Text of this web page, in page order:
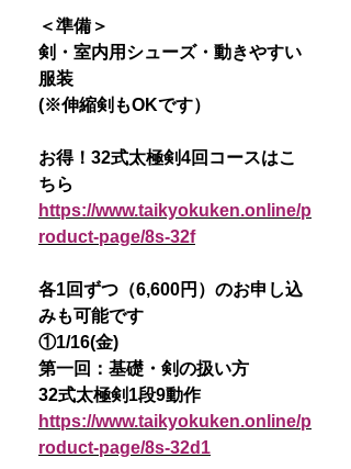
＜準備＞
剣・室内用シューズ・動きやすい
服装
(※伸縮剣もOKです）
お得！32式太極剣4回コースはこ
ちら
https://www.taikyokuken.online/p
roduct-page/8s-32f
各1回ずつ（6,600円）のお申し込
みも可能です
①1/16(金)
第一回：基礎・剣の扱い方
32式太極剣1段9動作
https://www.taikyokuken.online/p
roduct-page/8s-32d1